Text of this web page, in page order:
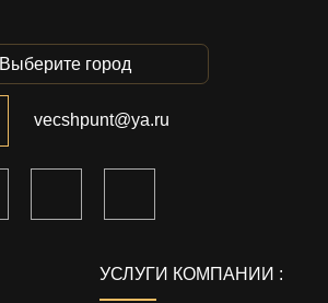
Выберите город
vecshpunt@ya.ru
УСЛУГИ КОМПАНИИ :